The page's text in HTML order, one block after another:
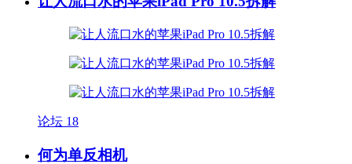
论坛 18
何为单反相机